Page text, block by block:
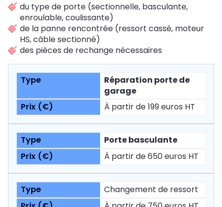
du type de porte (sectionnelle, basculante,
enroulable, coulissante)
de la panne rencontrée (ressort cassé, moteur
HS, câble sectionné)
des pièces de rechange nécessaires
Réparation porte de
garage
À partir de 199 euros HT
Porte basculante
À partir de 650 euros HT
Changement de ressort